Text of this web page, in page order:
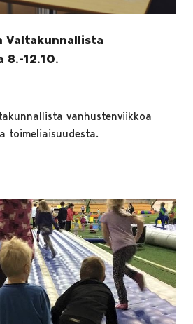
Valtakunnallista
8.-12.10.
vanhustenviikkoa
toimeliaisuudesta.